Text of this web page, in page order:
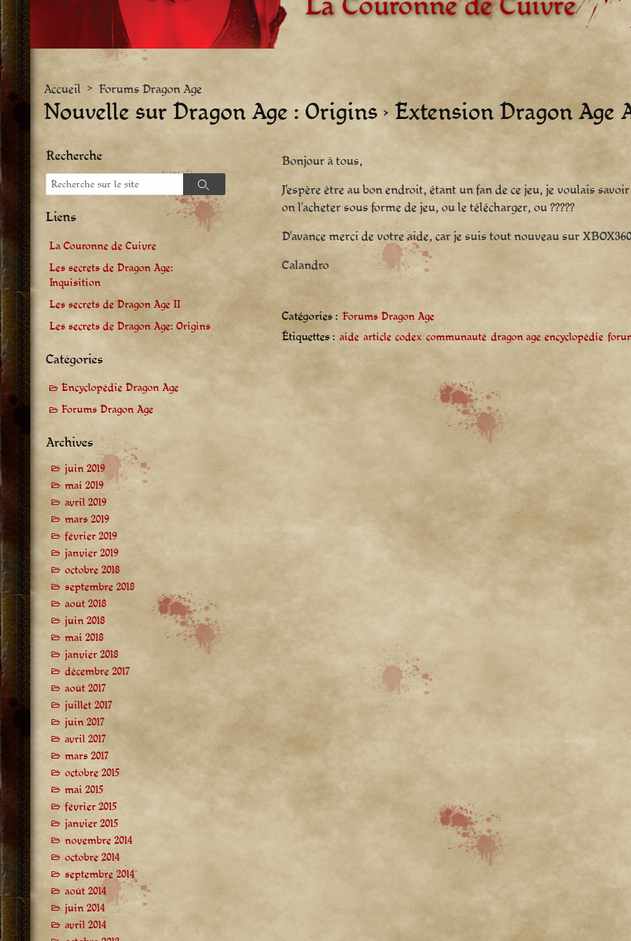
Accueil >Forums Dragon Age
Nouvelle sur Dragon Age : Origins › Extension Dragon Age
Bonjour à tous,
J’espère être au bon endroit, étant un fan de ce jeu, je voulais
on l’acheter sous forme de jeu, ou le télécharger, ou ?????
D’avance merci de votre aide, car je suis tout nouveau sur
Calandro
Catégories : Forums Dragon Age
Étiquettes : aide article codex communauté dragon age encyclopédie
Recherche
Recherche
Recherche
Liens
La Couronne de Cuivre
Les secrets de Dragon Age:
Inquisition
Les secrets de Dragon Age II
Les secrets de Dragon Age: Origins
Catégories
Encyclopédie Dragon Age
Forums Dragon Age
Archives
juin 2019
mai 2019
avril 2019
mars 2019
février 2019
janvier 2019
octobre 2018
septembre 2018
août 2018
juin 2018
mai 2018
janvier 2018
décembre 2017
août 2017
juillet 2017
juin 2017
avril 2017
mars 2017
octobre 2015
mai 2015
février 2015
janvier 2015
novembre 2014
octobre 2014
septembre 2014
août 2014
juin 2014
avril 2014